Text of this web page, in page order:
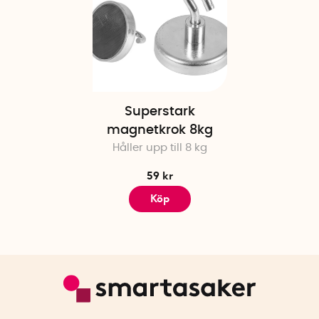
Superstark
magnetkrok 8kg
Håller upp till 8 kg
59 kr
Köp